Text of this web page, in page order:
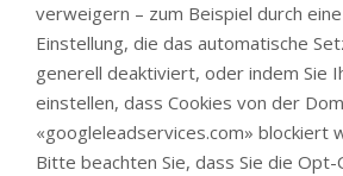
verweigern – zum Beispiel durch
Einstellung, die das automatische
generell deaktiviert, oder indem Sie
einstellen, dass Cookies von der
«googleleadservices.com» blockiert
Bitte beachten Sie, dass Sie die